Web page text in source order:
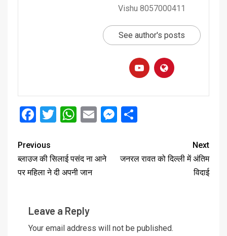
Vishu 8057000411
See author's posts
Facebook
Twitter
WhatsApp
EmailMessenger
Previous
ब्लाउज की सिलाई पसंद ना आने
पर महिला ने दी अपनी जान
Next
जनरल रावत को दिल्ली में अंतिम
विदाई
Leave a Reply
Your email address will not be published.